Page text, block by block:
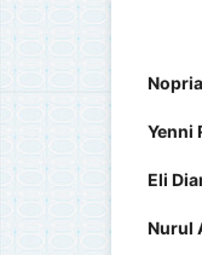
Yenni
Eli
Nurul